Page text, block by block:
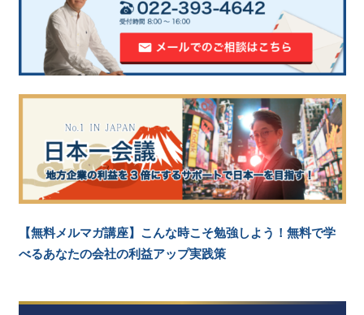
【無料メルマガ講座】こんな時こそ勉強しよう！無料で学
べるあなたの会社の利益アップ実践策